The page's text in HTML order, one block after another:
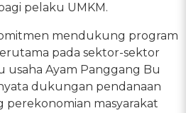
pelaku UMKM.
mendukung program
pada sektor-sektor
usaha Ayam Panggang Bu
dukungan pendanaan
perekonomian masyarakat